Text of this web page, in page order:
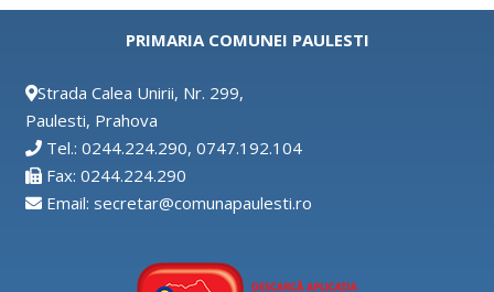
PRIMARIA COMUNEI PAULESTI
Strada Calea Unirii, Nr. 299,
Paulesti, Prahova
Tel.: 0244.224.290, 0747.192.104
Fax: 0244.224.290
Email: secretar@comunapaulesti.ro